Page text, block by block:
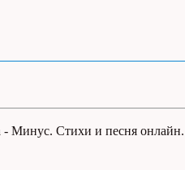
- Минус. Стихи и песня онлайн.